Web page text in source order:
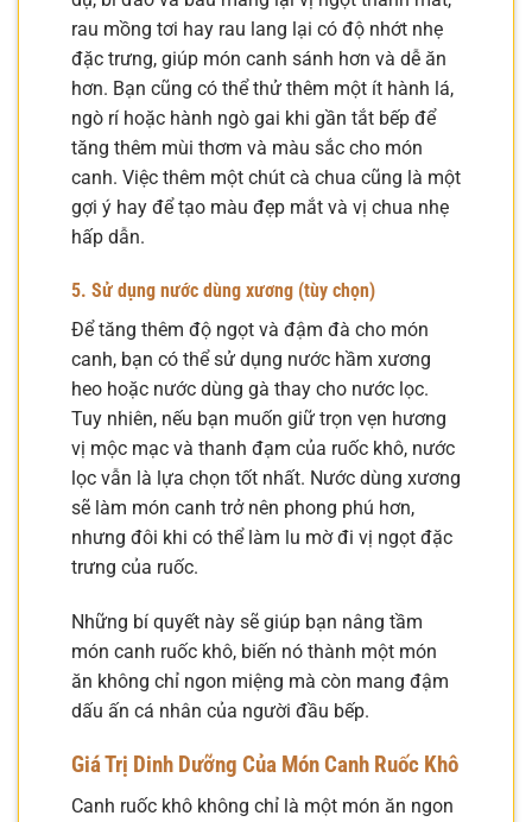
rau mồng tơi hay rau lang lại có độ nhớt nhẹ
đặc trưng, giúp món canh sánh hơn và dễ ăn
hơn. Bạn cũng có thể thử thêm một ít hành lá,
ngò rí hoặc hành ngò gai khi gần tắt bếp để
tăng thêm mùi thơm và màu sắc cho món
canh. Việc thêm một chút cà chua cũng là một
gợi ý hay để tạo màu đẹp mắt và vị chua nhẹ
hấp dẫn.
5. Sử dụng nước dùng xương (tùy chọn)
Để tăng thêm độ ngọt và đậm đà cho món
canh, bạn có thể sử dụng nước hầm xương
heo hoặc nước dùng gà thay cho nước lọc.
Tuy nhiên, nếu bạn muốn giữ trọn vẹn hương
vị mộc mạc và thanh đạm của ruốc khô, nước
lọc vẫn là lựa chọn tốt nhất. Nước dùng xương
sẽ làm món canh trở nên phong phú hơn,
nhưng đôi khi có thể làm lu mờ đi vị ngọt đặc
trưng của ruốc.
Những bí quyết này sẽ giúp bạn nâng tầm
món canh ruốc khô, biến nó thành một món
ăn không chỉ ngon miệng mà còn mang đậm
dấu ấn cá nhân của người đầu bếp.
Giá Trị Dinh Dưỡng Của Món Canh Ruốc Khô
Canh ruốc khô không chỉ là một món ăn ngon